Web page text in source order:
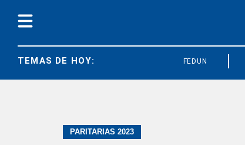
TEMAS DE HOY: FEDUN
PARITARIAS 2023